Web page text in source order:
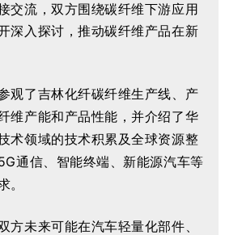
交流，双方围绕碳纤维下游应用
深入探讨，推动碳纤维产品在新
观了吉林化纤碳纤维生产线、产
维产能和产品性能，并介绍了华
术领域的技术积累及全球资源整
通信、智能终端、新能源汽车等
。
方未来可能在汽车轻量化部件、